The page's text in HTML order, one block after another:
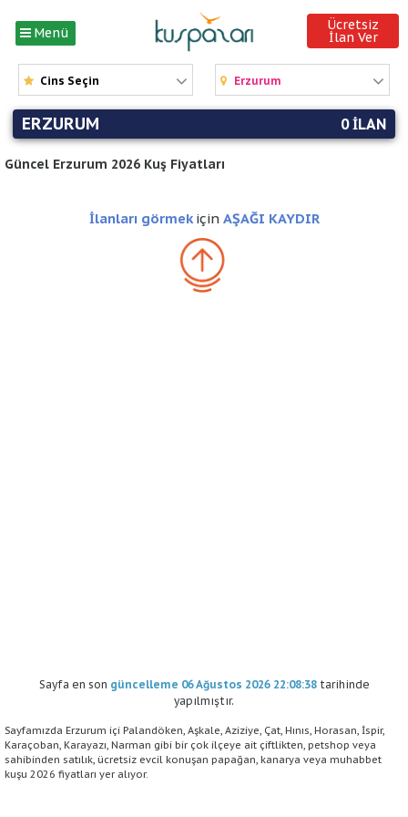
Menü Ücretsiz
İlan Ver
Cins Seçin Erzurum
ERZURUM 0 ILAN
Güncel Erzurum 2026 Kuş Fiyatları
İlanları görmekiçin AŞAĞI KAYDIR
Sayfa en son güncelleme 06 Ağustos 2026 22:08:38tarihinde
yapılmıştır.
Sayfamızda Erzurum içi Palandöken, Aşkale, Aziziye, Çat, Hınıs, Horasan, İspir,
Karaçoban, Karayazı, Narman gibi bir çok ilçeye ait çiftlikten, petshop veya
sahibinden satılık, ücretsiz evcil konuşan papağan, kanarya veya muhabbet
kuşu 2026 fiyatları yer alıyor.